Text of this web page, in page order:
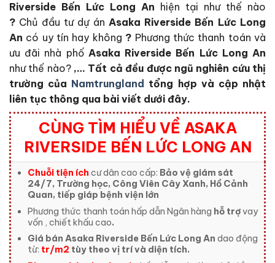
Riverside Bến Lức Long An hiện tại như thế nào
? Chủ đầu tư dự án Asaka Riverside Bến Lức Long
An có uy tín hay không ? Phương thức thanh toán và
ưu đãi nhà phố Asaka Riverside Bến Lức Long An
như thế nào? ,… Tất cả đều được ngũ nghiên cứu thị
trường của Namtrungland tổng hợp và cập nhật
liên tục thông qua bài viết dưới đây.
CÙNG TÌM HIỂU VỀ ASAKA
RIVERSIDE BẾN LỨC LONG AN
Chuỗi tiện ích cư dân cao cấp: Bảo vệ giám sát
24/7, Trường học, Công Viên Cây Xanh, Hồ Cảnh
Quan, tiếp giáp bệnh viện lớn
Phương thức thanh toán hấp dẫn Ngân hàng hỗ trợvay
vốn , chiết khấu cao.
Giá bán Asaka Riverside Bến Lức Long An dao động
từ: tr/m2 tùy theo vị trí và diện tích.